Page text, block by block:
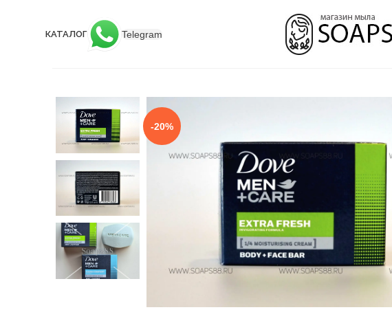
КАТАЛОГ Telegram
-20%